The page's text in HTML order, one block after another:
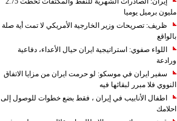
مليون برميل يوميا
ظريف: تصريحات وزير الخارجية الأمريكي لا تمت أية صلة
بالواقع
اللواء صفوي: استراتيجية ايران حيال الأعداء، دفاعية
ورادعة
سفير ايران في موسكو: لو حرمت ايران من مزايا الاتفاق
النووي فلا مبرر لبقائها فيه
اطفال الأنابيب في إيران ، فقط بضع خطوات للوصول إلى
احلامك